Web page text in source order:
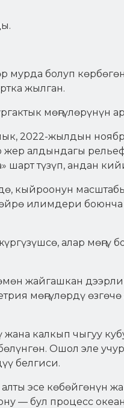
болуп
жылган.
мөңгүлөрүнүн
2022-жылдын
алдындагы
түзүп, андан
кыйроонун
илимдери боюнча
алар мөңгү
жайгашкан
мөңгүлөрдү
калкып чыгуу
Ошол эле
белгиси.
эсе көбөйгөнүн
— бул процесс